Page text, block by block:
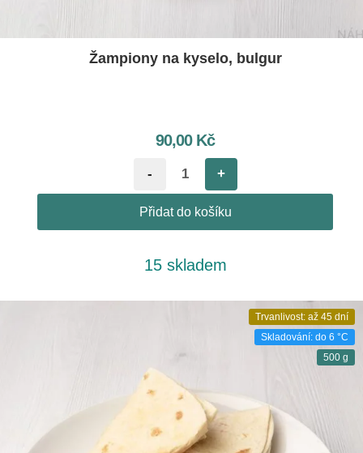
Žampiony na kyselo, bulgur
90,00 Kč
- +
Přidat do košíku
15 skladem
Trvanlivost: až 45 dní
Skladování: do 6 °C
500 g